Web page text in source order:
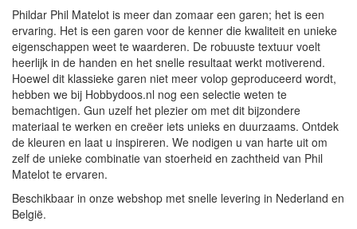
Phildar Phil Matelot is meer dan zomaar een garen; het is een
ervaring. Het is een garen voor de kenner die kwaliteit en unieke
eigenschappen weet te waarderen. De robuuste textuur voelt
heerlijk in de handen en het snelle resultaat werkt motiverend.
Hoewel dit klassieke garen niet meer volop geproduceerd wordt,
hebben we bij Hobbydoos.nl nog een selectie weten te
bemachtigen. Gun uzelf het plezier om met dit bijzondere
materiaal te werken en creëer iets unieks en duurzaams. Ontdek
de kleuren en laat u inspireren. We nodigen u van harte uit om
zelf de unieke combinatie van stoerheid en zachtheid van Phil
Matelot te ervaren.
Beschikbaar in onze webshop met snelle levering in Nederland en
België.